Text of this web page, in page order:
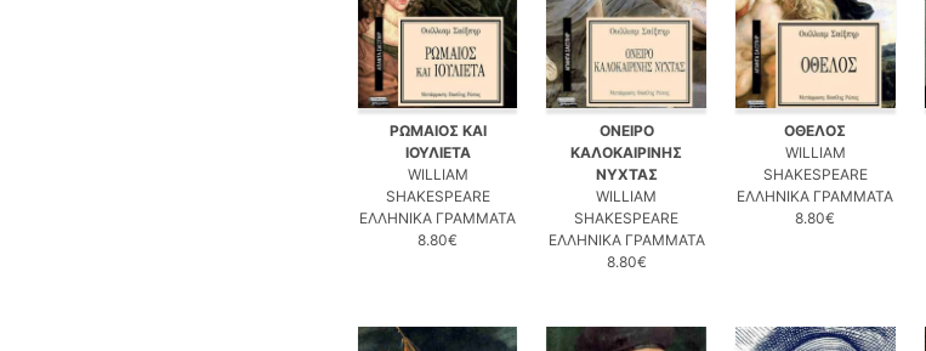
ΡΩΜΑΙΟΣ ΚΑΙ
ΙΟΥΛΙΕΤΑ
WILLIAM
SHAKESPEARE
ΕΛΛΗΝΙΚΑ ΓΡΑΜΜΑΤΑ
8.80€
ΟΝΕΙΡΟ
ΚΑΛΟΚΑΙΡΙΝΗΣ
ΝΥΧΤΑΣ
WILLIAM
SHAKESPEARE
ΕΛΛΗΝΙΚΑ ΓΡΑΜΜΑΤΑ
8.80€
ΟΘΕΛΟΣ
WILLIAM
SHAKESPEARE
ΕΛΛΗΝΙΚΑ ΓΡΑΜΜΑΤΑ
8.80€